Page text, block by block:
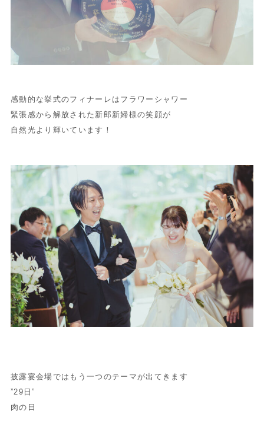
感動的な挙式のフィナーレはフラワーシャワー
緊張感から解放された新郎新婦様の笑顔が
自然光より輝いています！
披露宴会場ではもう一つのテーマが出てきます
”29日”
肉の日